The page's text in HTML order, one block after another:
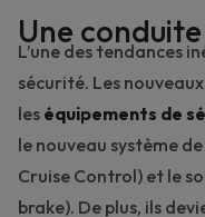
Une
L’une des tendances
sécurité. Les
les équipements de
le nouveau système
Cruise Control) et le
brake). De plus, ils